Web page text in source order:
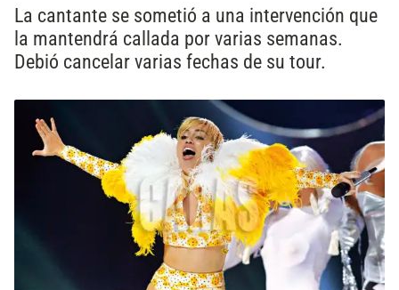
La cantante se sometió a una intervención que
la mantendrá callada por varias semanas.
Debió cancelar varias fechas de su tour.